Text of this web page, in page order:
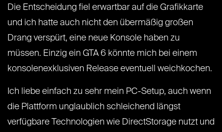
Die Entscheidung fiel erwartbar auf die Grafikkarte
und ich hatte auch nicht den übermäßig großen
Drang verspürt, eine neue Konsole haben zu
müssen. Einzig ein GTA 6 könnte mich bei einem
konsolenexklusiven Release eventuell weichkochen.
Ich liebe einfach zu sehr mein PC-Setup, auch wenn
die Plattform unglaublich schleichend längst
verfügbare Technologien wie DirectStorage nutzt und